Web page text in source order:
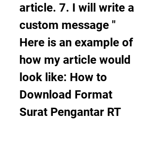
article. 7. I will write a
custom message "
Here is an example of
how my article would
look like: How to
Download Format
Surat Pengantar RT